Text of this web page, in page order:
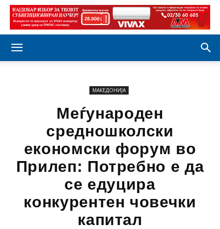
МАКЕДОНИЈА
Меѓународен
средношколски
економски форум во
Прилеп: Потребно е да
се едуцира
конкурентен човечки
капитал